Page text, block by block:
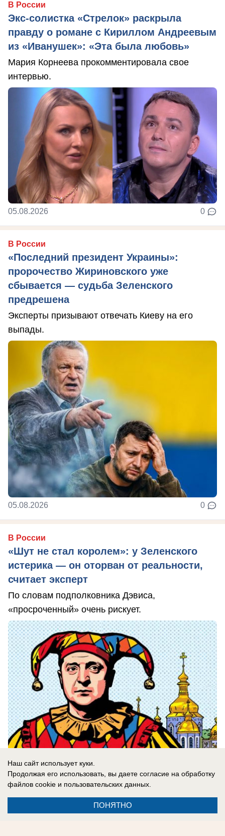
В России
Экс-солистка «Стрелок» раскрыла
правду о романе с Кириллом Андреевым
из «Иванушек»: «Эта была любовь»
Мария Корнеева прокомментировала свое
интервью.
05.08.2026 0
В России
«Последний президент Украины»:
пророчество Жириновского уже
сбывается — судьба Зеленского
предрешена
Эксперты призывают отвечать Киеву на его
выпады.
05.08.2026 0
В России
«Шут не стал королем»: у Зеленского
истерика — он оторван от реальности,
считает эксперт
По словам подполковника Дэвиса,
«просроченный» очень рискует.
05.08.2026
Наш сайт использует куки.
Продолжая его использовать, вы даете согласие на обработку
файлов cookie и пользовательских данных.
ПОНЯТНО